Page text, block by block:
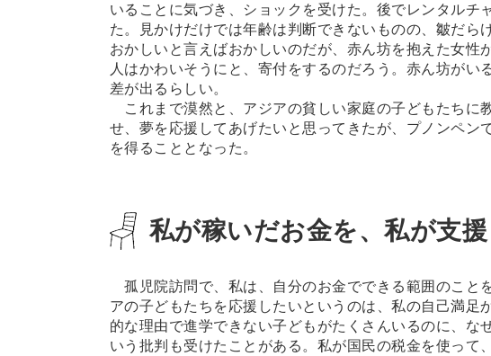
いることに気づき、ショックを受けた。後でレンタルチ
た。見かけだけでは年齢は判断できないものの、皺だら
おかしいと言えばおかしいのだが、赤ん坊を抱えた女性
人はかわいそうにと、寄付をするのだろう。赤ん坊がい
差が出るらしい。
これまで漠然と、アジアの貧しい家庭の子どもたちに
せ、夢を応援してあげたいと思ってきたが、プノンペン
を得ることとなった。
私が稼いだお金を、私が支
孤児院訪問で、私は、自分のお金でできる範囲のこと
アの子どもたちを応援したいというのは、私の自己満足
的な理由で進学できない子どもがたくさんいるのに、な
いう批判も受けたことがある。私が国民の税金を使って